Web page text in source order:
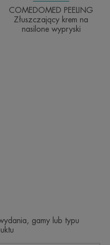
COMEDOMED PEELING
Złuszczający krem na
nasilone wypryski
gamy lub typu